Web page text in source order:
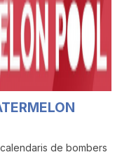
de bombers